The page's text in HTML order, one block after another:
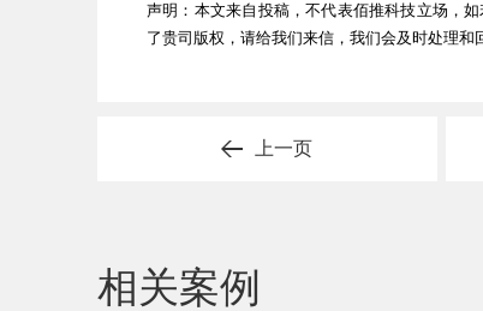
声明：本文来自投稿，不代表佰推科技立场，如
了贵司版权，请给我们来信，我们会及时处理和
上一页
相关案例